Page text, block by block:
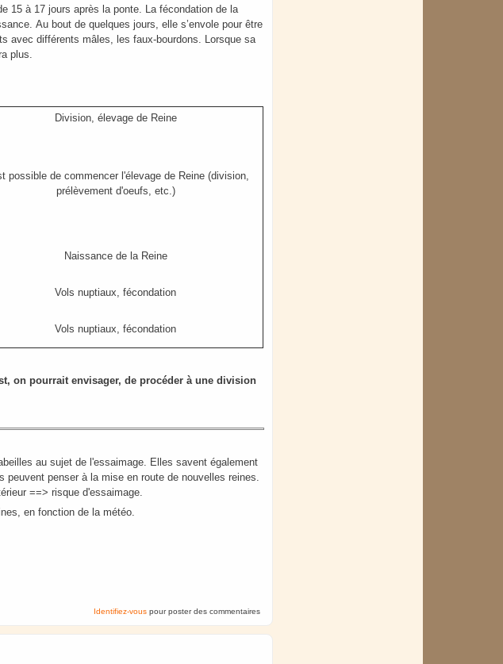
15 à 17 jours après la ponte. La fécondation de la
Au bout de quelques jours, elle s’envole pour être
avec différents mâles, les faux-bourdons. Lorsque sa
plus.
Division, élevage de Reine
possible de commencer l'élevage de Reine (division,
prélèvement d'oeufs, etc.)
Naissance de la Reine
Vols nuptiaux, fécondation
Vols nuptiaux, fécondation
on pourrait envisager, de procéder à une division
au sujet de l'essaimage. Elles savent également
penser à la mise en route de nouvelles reines.
==> risque d'essaimage.
en fonction de la météo.
Identifiez-vouspour poster des commentaires